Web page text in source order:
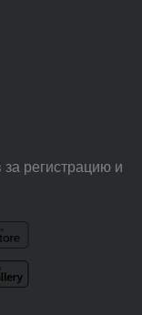
регистрацию и